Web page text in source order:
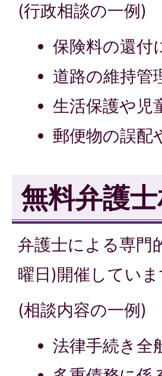
(行政相談の一例)
保険料の還付
道路の維持管
生活保護や児
郵便物の誤配
無料弁護
弁護士による専門
曜日)開催していま
(相談内容の一例)
法律手続き全